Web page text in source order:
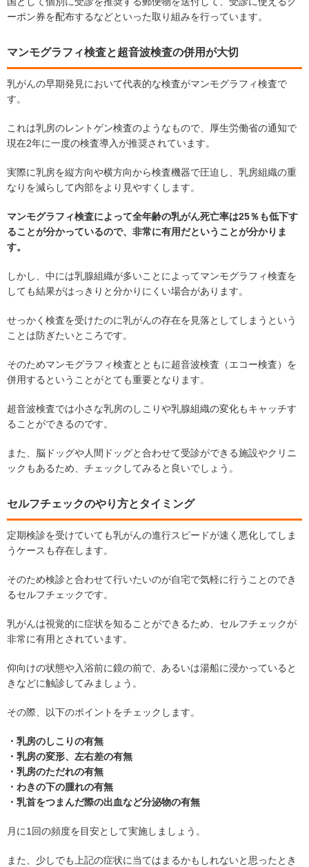
ーポン券を配布するなどといった取り組みを行っています。
マンモグラフィ検査と超音波検査の併用が大切
乳がんの早期発見において代表的な検査がマンモグラフィ検査で
す。
これは乳房のレントゲン検査のようなもので、厚生労働省の通知で
現在2年に一度の検査導入が推奨されています。
実際に乳房を縦方向や横方向から検査機器で圧迫し、乳房組織の重
なりを減らして内部をより見やすくします。
マンモグラフィ検査によって全年齢の乳がん死亡率は25％も低下す
ることが分かっているので、非常に有用だということが分かりま
す。
しかし、中には乳腺組織が多いことによってマンモグラフィ検査を
しても結果がはっきりと分かりにくい場合があります。
せっかく検査を受けたのに乳がんの存在を見落としてしまうという
ことは防ぎたいところです。
そのためマンモグラフィ検査とともに超音波検査（エコー検査）を
併用するということがとても重要となります。
超音波検査では小さな乳房のしこりや乳腺組織の変化もキャッチす
ることができるのです。
また、脳ドッグや人間ドッグと合わせて受診ができる施設やクリニ
ックもあるため、チェックしてみると良いでしょう。
セルフチェックのやり方とタイミング
定期検診を受けていても乳がんの進行スピードが速く悪化してしま
うケースも存在します。
そのため検診と合わせて行いたいのが自宅で気軽に行うことのでき
るセルフチェックです。
乳がんは視覚的に症状を知ることができるため、セルフチェックが
非常に有用とされています。
仰向けの状態や入浴前に鏡の前で、あるいは湯船に浸かっていると
きなどに触診してみましょう。
その際、以下のポイントをチェックします。
・乳房のしこりの有無
・乳房の変形、左右差の有無
・乳房のただれの有無
・わきの下の腫れの有無
・乳首をつまんだ際の出血など分泌物の有無
月に1回の頻度を目安として実施しましょう。
また、少しでも上記の症状に当てはまるかもしれないと思ったとき